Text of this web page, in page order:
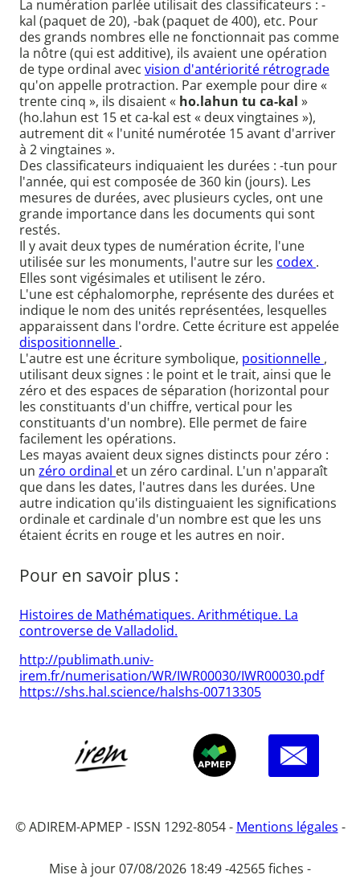
La numération parlée utilisait des classificateurs : -
kal (paquet de 20), -bak (paquet de 400), etc. Pour
des grands nombres elle ne fonctionnait pas comme
la nôtre (qui est additive), ils avaient une opération
de type ordinal avec vision d'antériorité rétrograde
qu'on appelle protraction. Par exemple pour dire «
trente cinq », ils disaient « ho.lahun tu ca-kal »
(ho.lahun est 15 et ca-kal est « deux vingtaines »),
autrement dit « l'unité numérotée 15 avant d'arriver
à 2 vingtaines ».
Des classificateurs indiquaient les durées : -tun pour
l'année, qui est composée de 360 kin (jours). Les
mesures de durées, avec plusieurs cycles, ont une
grande importance dans les documents qui sont
restés.
Il y avait deux types de numération écrite, l'une
utilisée sur les monuments, l'autre sur les codex .
Elles sont vigésimales et utilisent le zéro.
L'une est céphalomorphe, représente des durées et
indique le nom des unités représentées, lesquelles
apparaissent dans l'ordre. Cette écriture est appelée
dispositionnelle .
L'autre est une écriture symbolique, positionnelle ,
utilisant deux signes : le point et le trait, ainsi que le
zéro et des espaces de séparation (horizontal pour
les constituants d'un chiffre, vertical pour les
constituants d'un nombre). Elle permet de faire
facilement les opérations.
Les mayas avaient deux signes distincts pour zéro :
un zéro ordinal et un zéro cardinal. L'un n'apparaît
que dans les dates, l'autres dans les durées. Une
autre indication qu'ils distinguaient les significations
ordinale et cardinale d'un nombre est que les uns
étaient écrits en rouge et les autres en noir.
Pour en savoir plus :
Histoires de Mathématiques. Arithmétique. La
controverse de Valladolid.
http://publimath.univ-
irem.fr/numerisation/WR/IWR00030/IWR00030.pdf
https://shs.hal.science/halshs-00713305
© ADIREM-APMEP - ISSN 1292-8054 - Mentions légales -
Mise à jour 07/08/2026 18:49 -42565 fiches -